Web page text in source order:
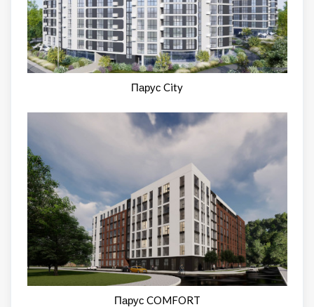
Парус City
Парус COMFORT